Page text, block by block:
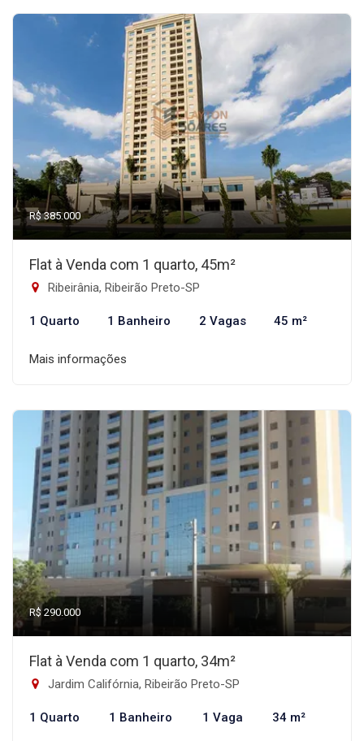
R$ 385.000
Flat à Venda com 1 quarto, 45m²
Ribeirânia, Ribeirão Preto-SP
1 Quarto 1 Banheiro 2 Vagas 45 m²
Mais informações
R$ 290.000
Flat à Venda com 1 quarto, 34m²
Jardim Califórnia, Ribeirão Preto-SP
1 Quarto 1 Banheiro 1 Vaga 34 m²